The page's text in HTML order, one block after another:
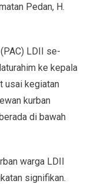
Pedan, H.
LDII se-
ke kepala
usai kegiatan
kurban
di bawah
warga LDII
signifikan.